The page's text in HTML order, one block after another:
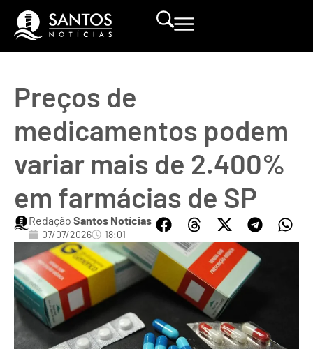
Preços de
medicamentos podem
variar mais de 2.400%
em farmácias de SP
Redação Santos Notícias
07/07/2026 18:01